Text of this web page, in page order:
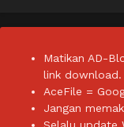
Matikan AD-
link download.
AceFile =
Jangan